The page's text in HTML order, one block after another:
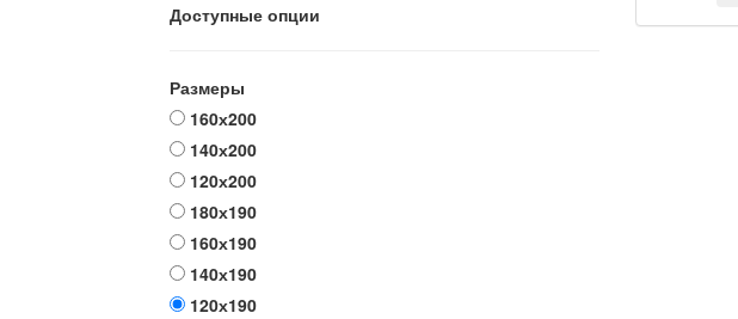
Доступные опции
Размеры
160х200
140х200
120х200
180х190
160х190
140х190
120х190